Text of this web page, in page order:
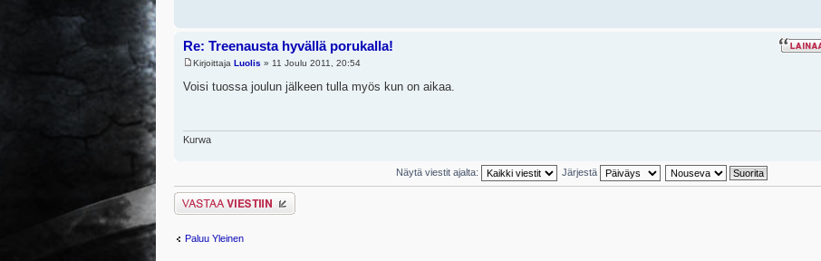
Re: Treenausta hyvällä porukalla!
Kirjoittaja Luolis » 11 Joulu 2011, 20:54
Voisi tuossa joulun jälkeen tulla myös kun on aikaa.
Kurwa
Näytä viestit ajalta: Järjestä
Lähetä vastaus
Paluu Yleinen